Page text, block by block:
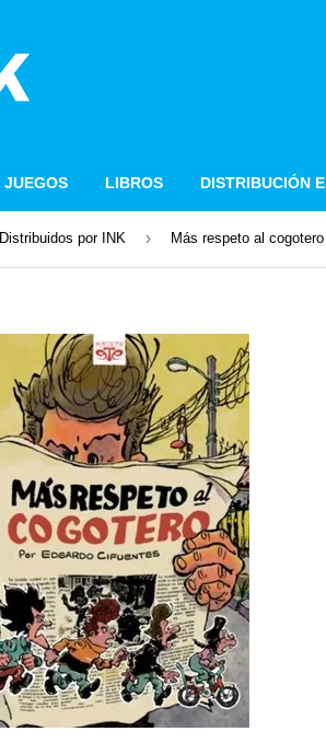
JUEGOS LIBROS DISTRIBUCIÓN
Distribuidos por INK › Más respeto al cogotero